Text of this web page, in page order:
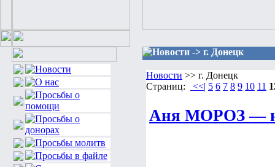
Новости -> г. Донецк
Новости >> г. Донецк
Страниц:
<<| 5 6 7 8 9 10 11
Аня МОРОЗ —